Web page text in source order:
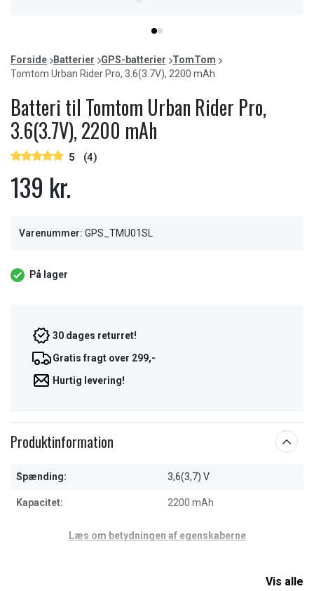
item
0
item
1
of
2
Forside Batterier GPS-batterier
TomTom
Tomtom Urban Rider Pro, 3.6(3.7V), 2200 mAh
Batteri til Tomtom Urban Rider Pro,
3.6(3.7V), 2200 mAh
5 (4)
139 kr.
Varenummer: GPS_TMU01SL
På lager
30 dages returret!
Gratis fragt over 299,-
Hurtig levering!
Produktinformation
Spænding: 3,6(3,7) V
Kapacitet: 2200 mAh
Læs om betydningen af egenskaberne
Vis alle